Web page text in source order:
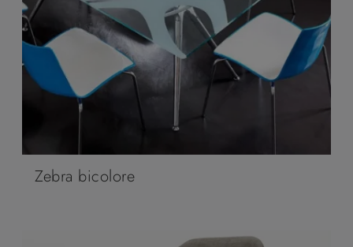
Zebra bicolore